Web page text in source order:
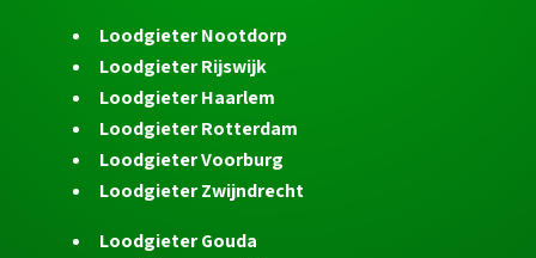
Loodgieter Nootdorp
Loodgieter Rijswijk
Loodgieter Haarlem
Loodgieter Rotterdam
Loodgieter Voorburg
Loodgieter Zwijndrecht
Loodgieter Gouda